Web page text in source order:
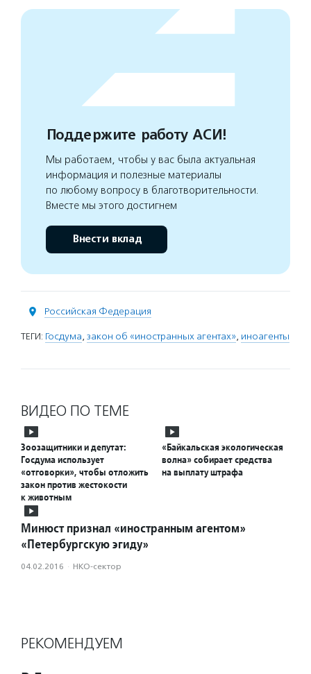
Поддержите работу АСИ!
Мы работаем, чтобы у вас была актуальная
информация и полезные материалы
по любому вопросу в благотворительности.
Вместе мы этого достигнем
Внести вклад
Российская Федерация
ТЕГИ: Госдума, закон об «иностранных агентах», иноагенты
ВИДЕО ПО ТЕМЕ
Зоозащитники и депутат:
Госдума использует
«отговорки», чтобы отложить
закон против жестокости
к животным
«Байкальская экологическая
волна» собирает средства
на выплату штрафа
Минюст признал «иностранным агентом»
«Петербургскую эгиду»
04.02.2016 · НКО-сектор
РЕКОМЕНДУЕМ